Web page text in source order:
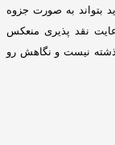
بتواند به صورت جزوه
نقد پذیری منعکس
نیست و نگاهش رو